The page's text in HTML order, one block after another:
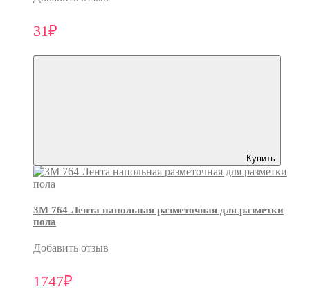
31₽
Купить
3M 764 Лента напольная разметочная для разметки
пола
Добавить отзыв
1747₽